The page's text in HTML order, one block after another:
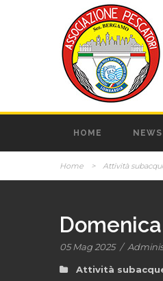
HOME NEWS
Home > Attività
05 Mag 2025 /
Attività